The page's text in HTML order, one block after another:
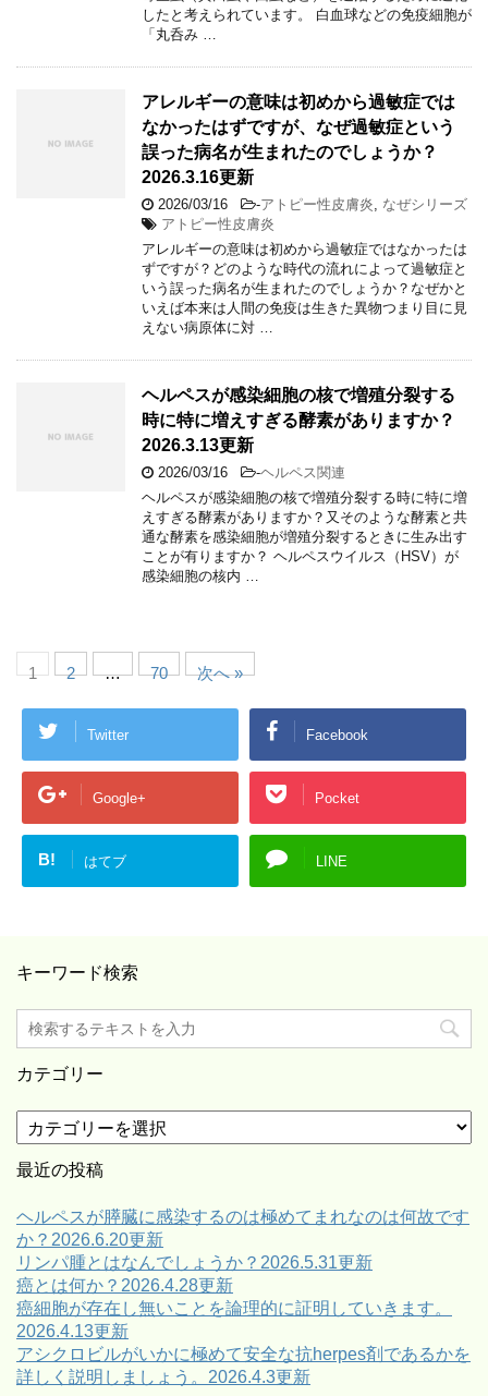
したと考えられています。 白血球などの免疫細胞が
「丸呑み …
アレルギーの意味は初めから過敏症では
なかったはずですが、なぜ過敏症という
誤った病名が生まれたのでしょうか？
2026.3.16更新
2026/03/16 -アトピー性皮膚炎, なぜシリーズ
アトピー性皮膚炎
アレルギーの意味は初めから過敏症ではなかったは
ずですが？どのような時代の流れによって過敏症と
いう誤った病名が生まれたのでしょうか？なぜかと
いえば本来は人間の免疫は生きた異物つまり目に見
えない病原体に対 …
ヘルペスが感染細胞の核で増殖分裂する
時に特に増えすぎる酵素がありますか？
2026.3.13更新
2026/03/16 -ヘルペス関連
ヘルペスが感染細胞の核で増殖分裂する時に特に増
えすぎる酵素がありますか？又そのような酵素と共
通な酵素を感染細胞が増殖分裂するときに生み出す
ことが有りますか？ ヘルペスウイルス（HSV）が
感染細胞の核内 …
1 2 … 70 次へ »
Twitter Facebook
Google+ Pocket
B! はてブ LINE
キーワード検索
カテゴリー
テ
ゴ
ー
最近の投稿
ヘルペスが膵臓に感染するのは極めてまれなのは何故です
か？2026.6.20更新
リンパ腫とはなんでしょうか？2026.5.31更新
癌とは何か？2026.4.28更新
癌細胞が存在し無いことを論理的に証明していきます。
2026.4.13更新
アシクロビルがいかに極めて安全な抗herpes剤であるかを
詳しく説明しましょう。2026.4.3更新